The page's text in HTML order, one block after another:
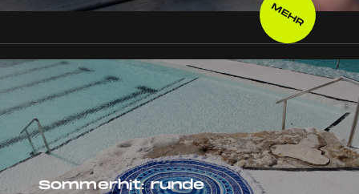
MEHR
Sommerhit: runde